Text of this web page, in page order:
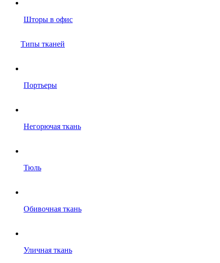
Шторы в офис
Типы тканей
Портьеры
Негорючая ткань
Тюль
Обивочная ткань
Уличная ткань